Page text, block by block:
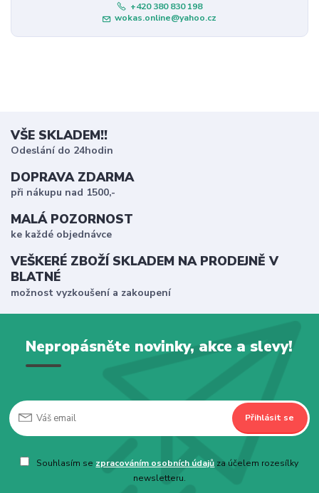
+420 380 830 198
wokas.online@yahoo.cz
VŠE SKLADEM!!
Odeslání do 24hodin
DOPRAVA ZDARMA
při nákupu nad 1500,-
MALÁ POZORNOST
ke každé objednávce
VEŠKERÉ ZBOŽÍ SKLADEM NA PRODEJNĚ V
BLATNÉ
možnost vyzkoušení a zakoupení
Nepropásněte novinky, akce a slevy!
Přihlásit se
Souhlasím se zpracováním osobních údajů za účelem rozesílky
newsletteru.